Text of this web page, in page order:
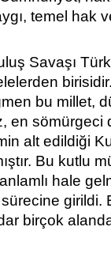
temel hak
Savaşı
bu millet,
en
alt edildiği
Bu kutlu
hale
sürecine
birçok